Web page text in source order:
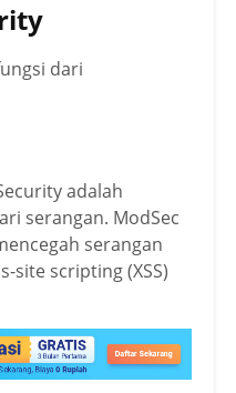
dari
adalah
serangan. ModSec
serangan
site scripting (XSS)